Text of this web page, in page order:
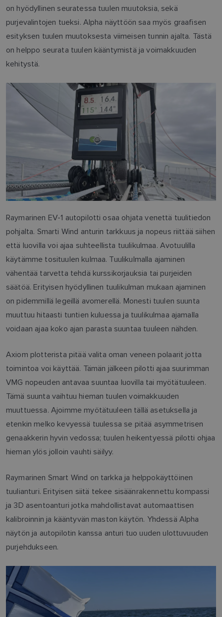
on hyödyllinen seuratessa tuulen muutoksia, sekä
purjevalintojen tueksi. Alpha näyttöön saa myös graafisen
esityksen tuulen muutoksesta viimeisen tunnin ajalta. Tästä
on helppo seurata tuulen kääntymistä ja voimakkuuden
kehitystä.
Raymarinen EV-1 autopilotti osaa ohjata venettä tuulitiedon
pohjalta. Smarti Wind anturin tarkkuus ja nopeus riittää siihen
että luovilla voi ajaa suhteellista tuulikulmaa. Avotuulilla
käytämme tosituulen kulmaa. Tuulikulmalla ajaminen
vähentää tarvetta tehdä kurssikorjauksia tai purjeiden
säätöä. Erityisen hyödyllinen tuulikulman mukaan ajaminen
on pidemmillä legeillä avomerellä. Monesti tuulen suunta
muuttuu hitaasti tuntien kuluessa ja tuulikulmaa ajamalla
voidaan ajaa koko ajan parasta suuntaa tuuleen nähden.
Axiom plotterista pitää valita oman veneen polaarit jotta
toimintoa voi käyttää. Tämän jälkeen pilotti ajaa suurimman
VMG nopeuden antavaa suuntaa luovilla tai myötätuuleen.
Tämä suunta vaihtuu hieman tuulen voimakkuuden
muuttuessa. Ajoimme myötätuuleen tällä asetuksella ja
etenkin melko kevyessä tuulessa se pitää asymmetrisen
genaakkerin hyvin vedossa; tuulen heikentyessä pilotti ohjaa
hieman ylös jolloin vauhti säilyy.
Raymarinen Smart Wind on tarkka ja helppokäyttöinen
tuulianturi. Erityisen siitä tekee sisäänrakennettu kompassi
ja 3D asentoanturi jotka mahdollistavat automaattisen
kalibroinnin ja kääntyvän maston käytön. Yhdessä Alpha
näytön ja autopilotin kanssa anturi tuo uuden ulottuvuuden
purjehdukseen.